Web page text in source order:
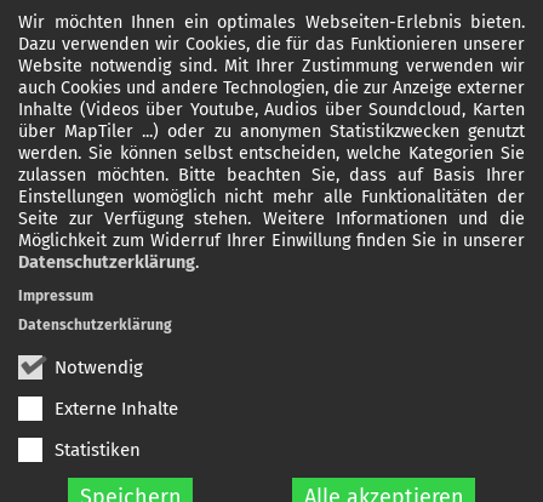
Wir möchten Ihnen ein optimales Webseiten-Erlebnis bieten.
Dazu verwenden wir Cookies, die für das Funktionieren unserer
Website notwendig sind. Mit Ihrer Zustimmung verwenden wir
auch Cookies und andere Technologien, die zur Anzeige externer
Inhalte (Videos über Youtube, Audios über Soundcloud, Karten
über MapTiler ...) oder zu anonymen Statistikzwecken genutzt
werden. Sie können selbst entscheiden, welche Kategorien Sie
zulassen möchten. Bitte beachten Sie, dass auf Basis Ihrer
Einstellungen womöglich nicht mehr alle Funktionalitäten der
Seite zur Verfügung stehen. Weitere Informationen und die
Möglichkeit zum Widerruf Ihrer Einwillung finden Sie in unserer
Datenschutzerklärung.
Notwendig
Externe Inhalte
Statistiken
Impressum
Datenschutzerklärung